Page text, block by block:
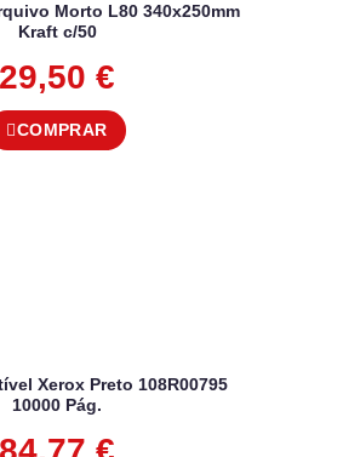
Morto L80 340x250mm
Kraft c/50
29,50 €
COMPRAR
Xerox Preto 108R00795
10000 Pág.